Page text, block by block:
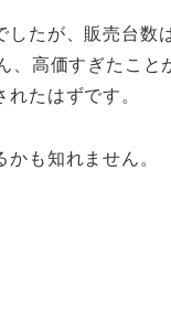
たが、販売台数
高価すぎたこ
たはずです。
も知れません。